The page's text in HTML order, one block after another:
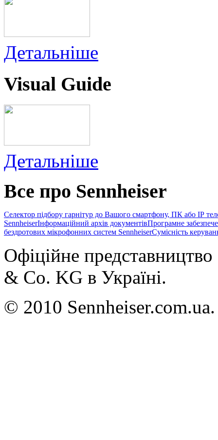
Детальніше
Visual Guide
Детальніше
Все про Sennheiser
Селектор підбору гарнітур до Вашого смартфону, ПК або IP
SennheiserІнформаційний архів документівПрограмне
бездротових мікрофонних систем SennheiserСумісність
Офіційне
& Co. KG в Україні.
© 2010 Sennheiser.com.ua.